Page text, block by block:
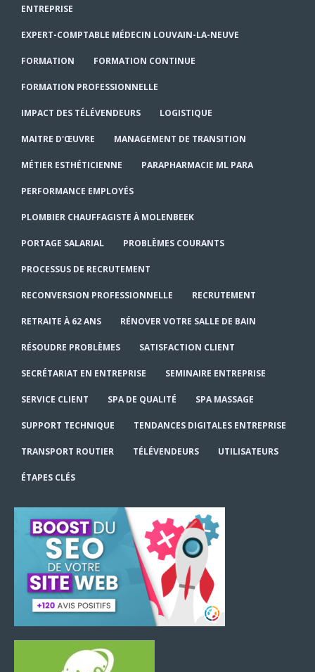
ENTREPRISE
EXPERT-COMPTABLE MÉDECIN LOUVAIN-LA-NEUVE
FORMATION FORMATION CONTINUE
FORMATION PROFESSIONNELLE
IMPACT DES TÉLÉVENDEURS LOGISTIQUE
MAITRE D'ŒUVRE MANAGEMENT DE TRANSITION
MÉTIER ESTHÉTICIENNE PARAPHARMACIE ML PARA
PERFORMANCE EMPLOYÉS
PLOMBIER CHAUFFAGISTE À MOLENBEEK
PORTAGE SALARIAL PROBLÈMES COURANTS
PROCESSUS DE RECRUTEMENT
RECONVERSION PROFESSIONNELLE RECRUTEMENT
RETRAITE À 62 ANS RÉNOVER VOTRE SALLE DE BAIN
RÉSOUDRE PROBLÈMES SATISFACTION CLIENT
SECRÉTARIAT EN ENTREPRISE SEMINAIRE ENTREPRISE
SERVICE CLIENT SPA DE QUALITÉ SPA MASSAGE
SUPPORT TECHNIQUE TENDANCES DIGITALES ENTREPRISE
TRANSPORT ROUTIER TÉLÉVENDEURS UTILISATEURS
ÉTAPES CLÉS